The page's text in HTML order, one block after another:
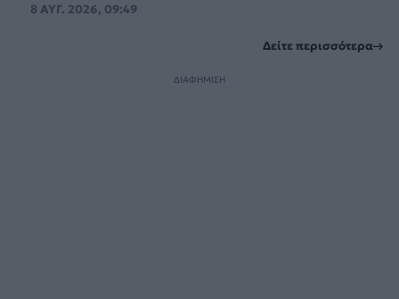
8 ΑΥΓ. 2026, 09:49
Δείτε περισσότερα
ΔΙΑΦΗΜΙΣΗ